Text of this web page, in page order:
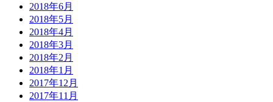
2018年6月
2018年5月
2018年4月
2018年3月
2018年2月
2018年1月
2017年12月
2017年11月